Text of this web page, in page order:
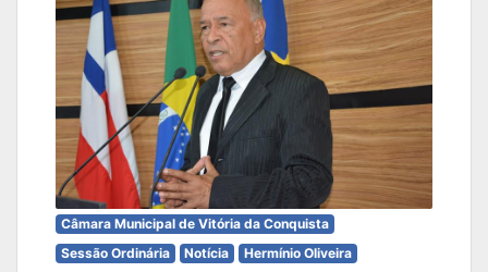
Câmara Municipal de Vitória da Conquista
Sessão Ordinária
Notícia
Hermínio Oliveira